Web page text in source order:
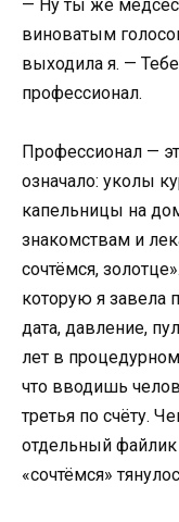
— Ну ты же
виноватым
выходила я. —
профессионал.
Профессионал —
означало: уколы
капельницы на
знакомствам и
сочтёмся,
которую я завела
дата, давление,
лет в
что вводишь
третья по счёту.
отдельный файлик
«сочтёмся»